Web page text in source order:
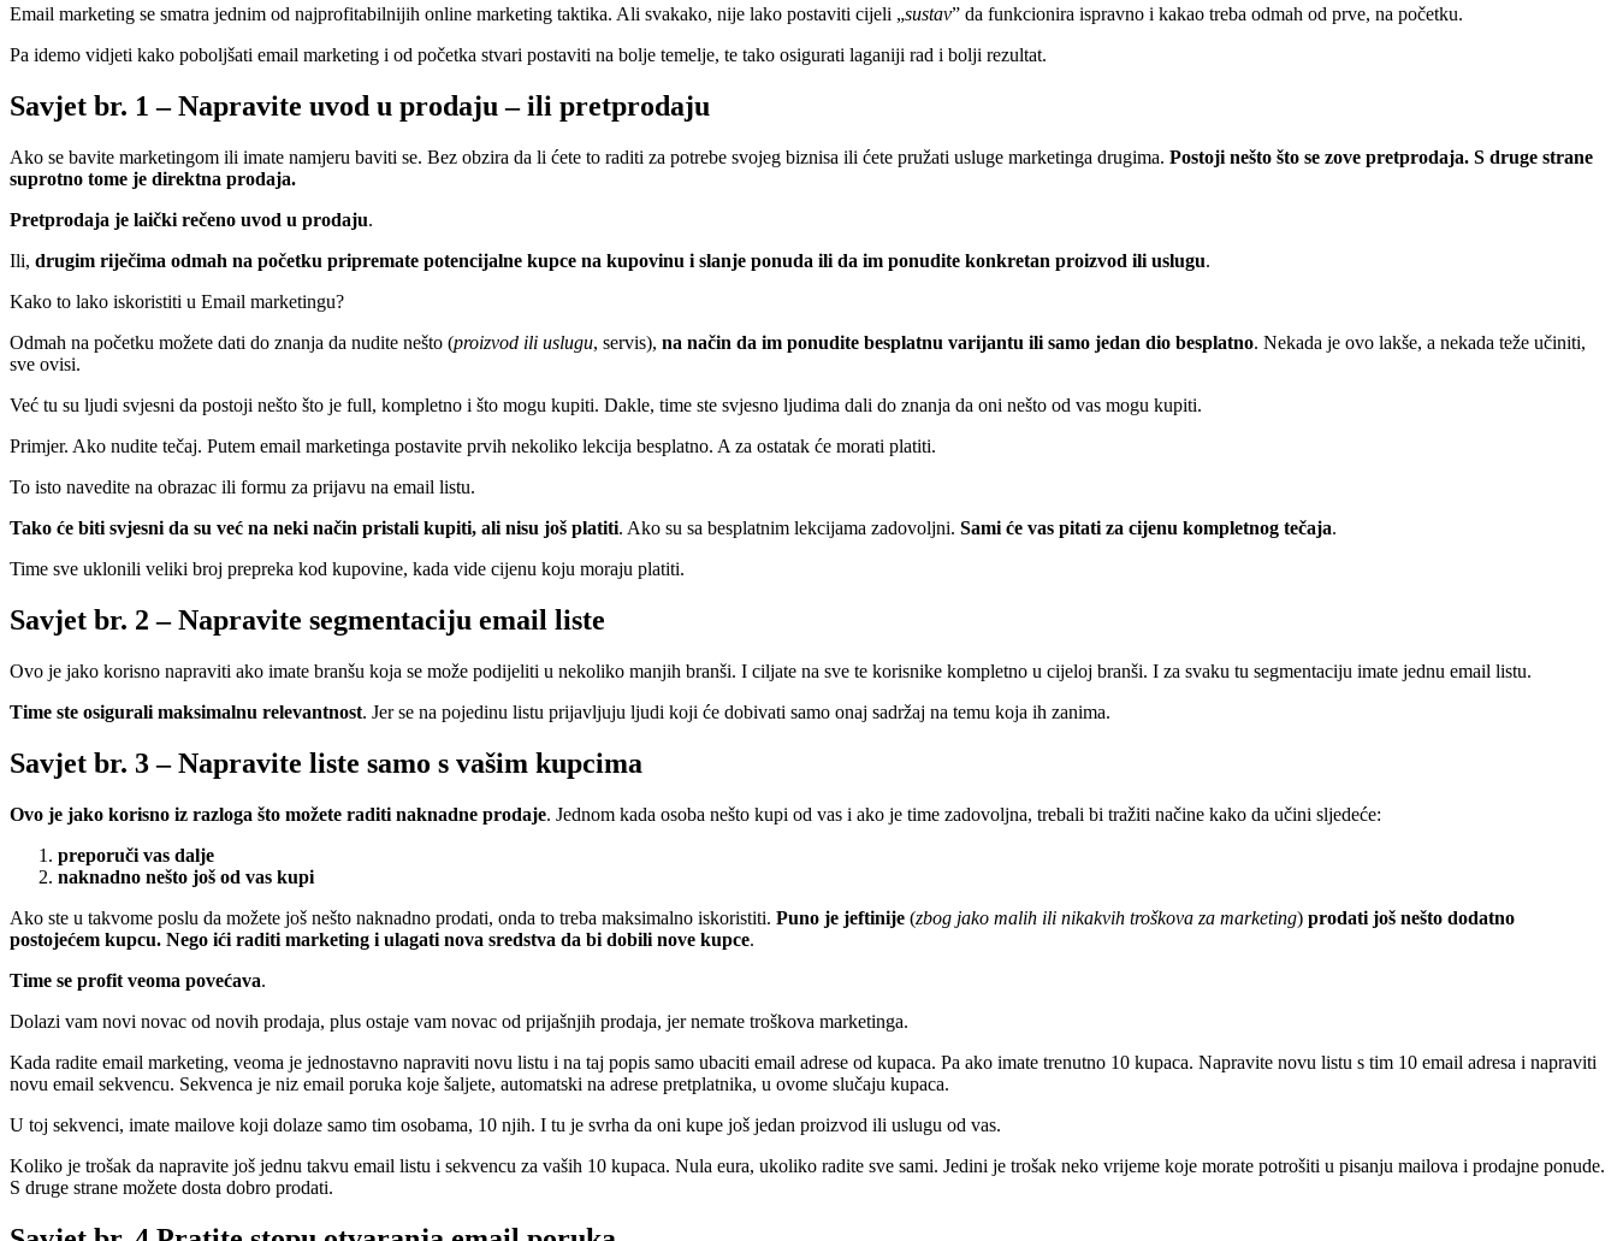
Email marketing se smatra jednim od najprofitabilnijih online marketing taktika. Ali svakako, nije lako postaviti cijeli „sustav” da funkcionira ispravno i kakao treba odmah od prve, na početku.
Pa idemo vidjeti kako poboljšati email marketing i od početka stvari postaviti na bolje temelje, te tako osigurati laganiji rad i bolji rezultat.
Savjet br. 1 – Napravite uvod u prodaju – ili pretprodaju
Ako se bavite marketingom ili imate namjeru baviti se. Bez obzira da li ćete to raditi za potrebe svojeg biznisa ili ćete pružati usluge marketinga drugima. Postoji nešto što se zove pretprodaja. S druge strane
suprotno tome je direktna prodaja.
Pretprodaja je laički rečeno uvod u prodaju.
Ili, drugim riječima odmah na početku pripremate potencijalne kupce na kupovinu i slanje ponuda ili da im ponudite konkretan proizvod ili uslugu.
Kako to lako iskoristiti u Email marketingu?
Odmah na početku možete dati do znanja da nudite nešto (proizvod ili uslugu, servis), na način da im ponudite besplatnu varijantu ili samo jedan dio besplatno. Nekada je ovo lakše, a nekada teže učiniti,
sve ovisi.
Već tu su ljudi svjesni da postoji nešto što je full, kompletno i što mogu kupiti. Dakle, time ste svjesno ljudima dali do znanja da oni nešto od vas mogu kupiti.
Primjer. Ako nudite tečaj. Putem email marketinga postavite prvih nekoliko lekcija besplatno. A za ostatak će morati platiti.
To isto navedite na obrazac ili formu za prijavu na email listu.
Tako će biti svjesni da su već na neki način pristali kupiti, ali nisu još platiti. Ako su sa besplatnim lekcijama zadovoljni. Sami će vas pitati za cijenu kompletnog tečaja.
Time sve uklonili veliki broj prepreka kod kupovine, kada vide cijenu koju moraju platiti.
Savjet br. 2 – Napravite segmentaciju email liste
Ovo je jako korisno napraviti ako imate branšu koja se može podijeliti u nekoliko manjih branši. I ciljate na sve te korisnike kompletno u cijeloj branši. I za svaku tu segmentaciju imate jednu email listu.
Time ste osigurali maksimalnu relevantnost. Jer se na pojedinu listu prijavljuju ljudi koji će dobivati samo onaj sadržaj na temu koja ih zanima.
Savjet br. 3 – Napravite liste samo s vašim kupcima
Ovo je jako korisno iz razloga što možete raditi naknadne prodaje. Jednom kada osoba nešto kupi od vas i ako je time zadovoljna, trebali bi tražiti načine kako da učini sljedeće:
preporuči vas dalje
naknadno nešto još od vas kupi
Ako ste u takvome poslu da možete još nešto naknadno prodati, onda to treba maksimalno iskoristiti. Puno je jeftinije (zbog jako malih ili nikakvih troškova za marketing) prodati još nešto dodatno
postojećem kupcu. Nego ići raditi marketing i ulagati nova sredstva da bi dobili nove kupce.
Time se profit veoma povećava.
Dolazi vam novi novac od novih prodaja, plus ostaje vam novac od prijašnjih prodaja, jer nemate troškova marketinga.
Kada radite email marketing, veoma je jednostavno napraviti novu listu i na taj popis samo ubaciti email adrese od kupaca. Pa ako imate trenutno 10 kupaca. Napravite novu listu s tim 10 email adresa i napraviti
novu email sekvencu. Sekvenca je niz email poruka koje šaljete, automatski na adrese pretplatnika, u ovome slučaju kupaca.
U toj sekvenci, imate mailove koji dolaze samo tim osobama, 10 njih. I tu je svrha da oni kupe još jedan proizvod ili uslugu od vas.
Koliko je trošak da napravite još jednu takvu email listu i sekvencu za vaših 10 kupaca. Nula eura, ukoliko radite sve sami. Jedini je trošak neko vrijeme koje morate potrošiti u pisanju mailova i prodajne ponude.
S druge strane možete dosta dobro prodati.